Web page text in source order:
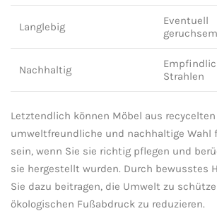
Langlebig
Eventuell
Nachhaltig
Strahlen
Letztendlich können Möbel aus
umweltfreundliche und nachhaltige Wahl
sein, wenn Sie sie richtig ‌pflegen und
sie hergestellt wurden. Durch bewusstes
Sie dazu beitragen,⁢ die Umwelt ⁢zu
⁣ökologischen Fußabdruck zu reduzieren.